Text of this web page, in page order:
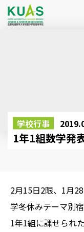
学校行事
1年1組数学発
2月15日2限、1月
学冬休みテーマ別宿
1年1組に課せられ